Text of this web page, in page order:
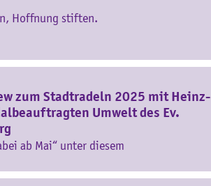
Hoffnung stiften.
zum Stadtradeln 2025 mit Heinz-
Umwelt des Ev.
ab Mai“ unter diesem